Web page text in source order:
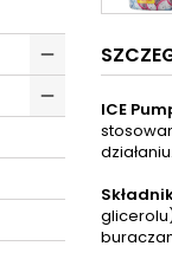
ICE